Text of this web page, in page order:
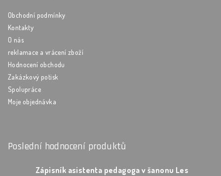
Obchodní podmínky
Kontakty
O nás
reklamace a vrácení zboží
Hodnocení obchodu
Zakázkový potisk
Spolupráce
Moje objednávka
Poslední hodnocení produktů
Zápisník asistenta pedagoga v šanonu Les